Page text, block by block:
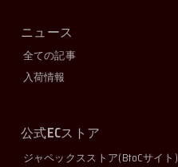
ニュース
全ての記事
入荷情報
公式ECストア
ジャペックスストア(BtoCサイト)